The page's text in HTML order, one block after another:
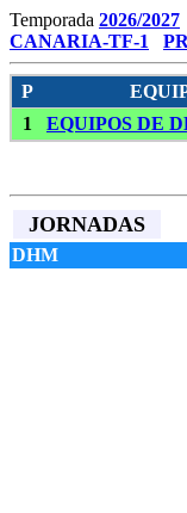
Temporada 2026/2027
CANARIA-TF-1
P
1
EQUIPOS DE
JORNADAS
DHM